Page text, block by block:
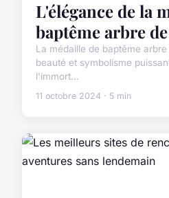
L'élégance de la
baptême arbre
La médaille de baptême
beauté et symbolisme
l'immort...
11 octobre 2024 · 5 min